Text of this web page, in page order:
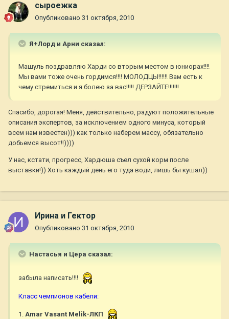
сыроежка
Опубликовано 31 октября, 2010
Я+Лорд и Арни сказал:
Машуль поздравляю Харди со вторым местом в юниорах!!!!
Мы вами тоже очень гордимся!!!! МОЛОДЦЫ!!!!!! Вам есть к
чему стремиться и я болею за вас!!!!! ДЕРЗАЙТЕ!!!!!!!
Спасибо, дорогая! Меня, действительно, радуют положительные
описания экспертов, за исключением одного минуса, который
всем нам известен))) как только наберем массу, обязательно
добьемся высот!!))))
У нас, кстати, прогресс, Хардюша съел сухой корм после
выставки!)) Хоть каждый день его туда води, лишь бы кушал))
Ирина и Гектор
Опубликовано 31 октября, 2010
Настасья и Цера сказал:
забыла написать!!!!
Класс чемпионов кабели:
1. Amar Vasant Melik-ЛКП